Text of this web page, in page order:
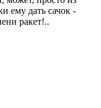
ему дать сачок -
ракет!..